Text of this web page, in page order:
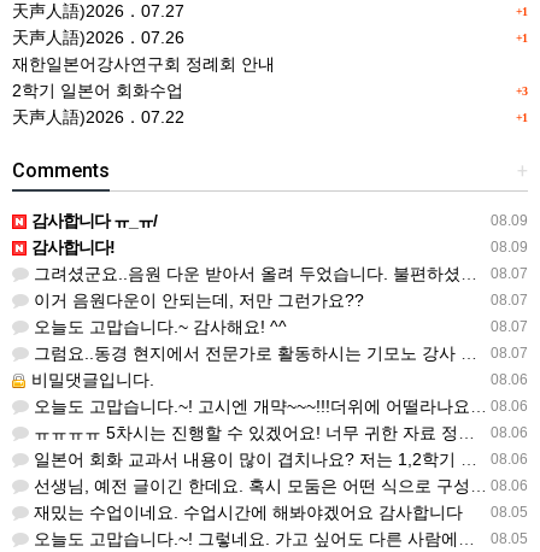
+1
天声人語)2026．07.27
+1
天声人語)2026．07.26
재한일본어강사연구회 정례회 안내
+3
2학기 일본어 회화수업
+1
天声人語)2026．07.22
+
Comments
08.09
감사합니다 ㅠ_ㅠ/
08.09
감사합니다!
08.07
그려셨군요..음원 다운 받아서 올려 두었습니다. 불편하셨네요..죄송합니다..
08.07
이거 음원다운이 안되는데, 저만 그런가요??
08.07
오늘도 고맙습니다.~ 감사해요! ^^
08.07
그럼요..동경 현지에서 전문가로 활동하시는 기모노 강사 이십니다.
08.06
비밀댓글입니다.
08.06
오늘도 고맙습니다.~! 고시엔 개먁~~~!!!더위에 어떨라나요...감사합니다. ^^
08.06
ㅠㅠㅠㅠ 5차시는 진행할 수 있겠어요! 너무 귀한 자료 정말 감사합니다!!!
08.06
일본어 회화 교과서 내용이 많이 겹치나요? 저는 1,2학기 출판사가 달라서인지, 회화 단어와 분량이 더 많다…
08.06
선생님, 예전 글이긴 한데요. 혹시 모둠은 어떤 식으로 구성하셨을까요? 진단평가를 보시고 모둠장(도우미학생)…
08.05
재밌는 수업이네요. 수업시간에 해봐야겠어요 감사합니다
08.05
오늘도 고맙습니다.~! 그렇네요. 가고 싶어도 다른 사람에게 민폐는 안되는 것... 감사해요. ^^